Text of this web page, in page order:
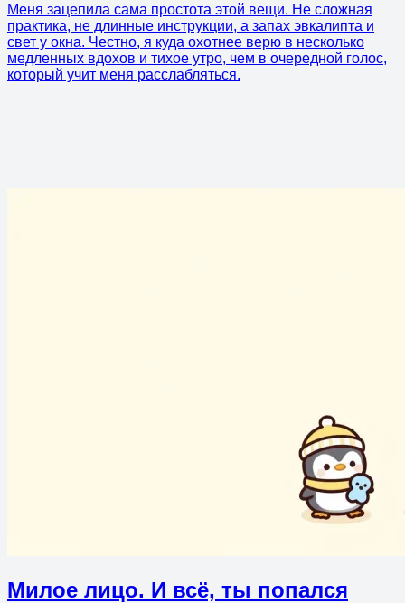
Меня зацепила сама простота этой вещи. Не сложная
практика, не длинные инструкции, а запах эвкалипта и
свет у окна. Честно, я куда охотнее верю в несколько
медленных вдохов и тихое утро, чем в очередной голос,
который учит меня расслабляться.
Милое лицо. И всё, ты попался